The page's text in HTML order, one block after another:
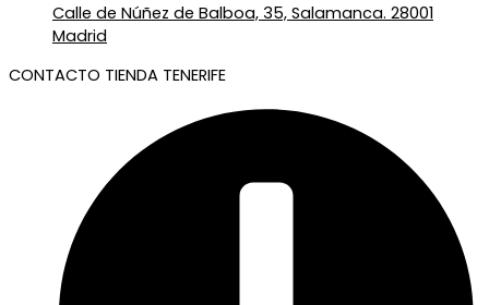
Calle de Núñez de Balboa, 35, Salamanca. 28001
Madrid
CONTACTO TIENDA TENERIFE